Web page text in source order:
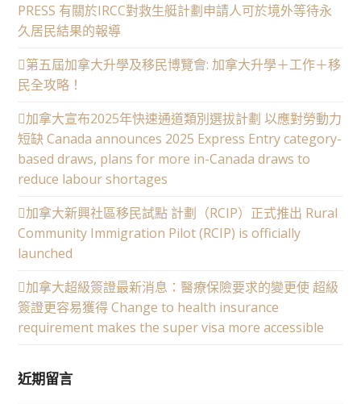
PRESS 有關於IRCC對救生艇計劃申請人可於境外等待永
久居民結果的報導
第五屆加拿大升學及移民博覽會: 加拿大升學＋工作＋移
民全攻略！
加拿大宣布2025年快速通道類別選拔計劃 以應對勞動力
短缺 Canada announces 2025 Express Entry category-
based draws, plans for more in-Canada draws to
reduce labour shortages
加拿大新興社區移民試點 計劃（RCIP）正式推出 Rural
Community Immigration Pilot (RCIP) is officially
launched
加拿大超級簽證最新消息：醫療保險要求的變更使 超級
簽證更容易獲得 Change to health insurance
requirement makes the super visa more accessible
近期留言